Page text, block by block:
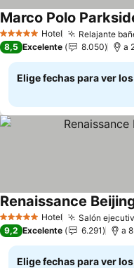
5 Estrellas Hotel Relajante
Marco Polo
8,5 Excelente 8.050 a
Elige fechas para ver
5 Estrellas Hotel Salón
Renaissance
9,2 Excelente 6.291 a
Elige fechas para ver